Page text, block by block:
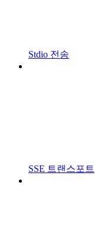
Stdio 전송
SSE 트랜스포트